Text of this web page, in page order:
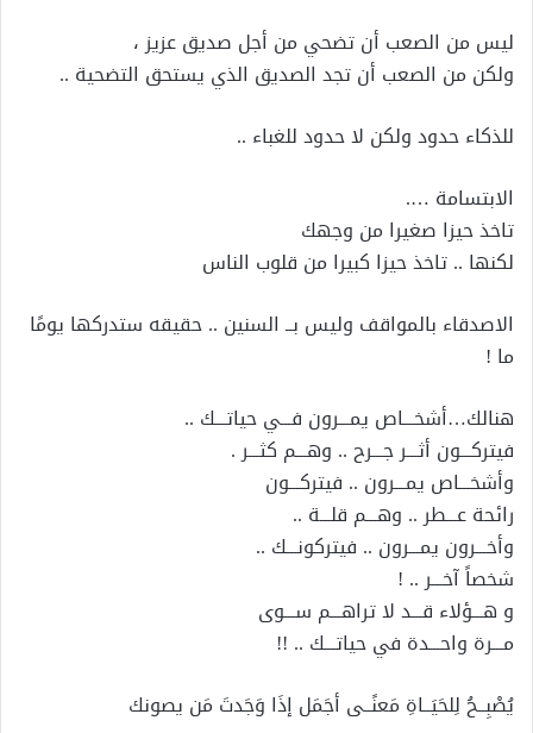
ليس من الصعب أن تضحي من أجل صديق عزيز ،
ولكن من الصعب أن تجد الصديق الذي يستحق التضحية ..
للذكاء حدود ولكن لا حدود للغباء ..
الابتسامة ….
تاخذ حيزا صغيرا من وجهك
لكنها .. تاخذ حيزا كبيرا من قلوب الناس
الاصدقاء بالمواقف وليس بــ السنين .. حقيقه ستدركها يومًا
ما !
هنالك…أشخـــاص يمـــرون فـــي حياتـــك ..
فيتركـــون أثـــر جـــرح .. وهـــم كثـــر .
وأشخـــاص يمـــرون .. فيتركـــون
رائحة عـــطر .. وهـــم قلـــة ..
وأخـــرون يمـــرون .. فيتركونـــك ..
شخصاً آخـــر .. !
و هـــؤلاء قـــد لا تراهـــم ســـوى
مـــرة واحـــدة في حياتـــك .. !!
يُصْبِــحُ لِلحَيَــاةِ مَعنًــى أجَمَل إذَا وَجَدتَ مَن يصونك